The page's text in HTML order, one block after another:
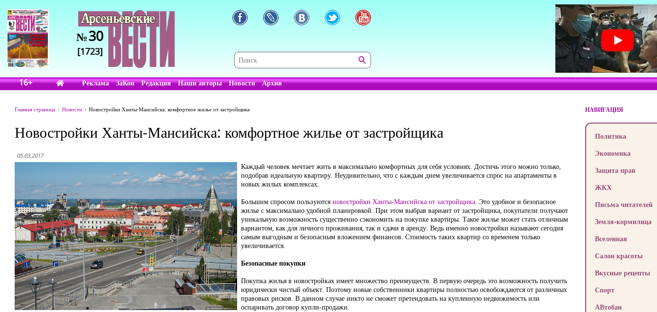
№30
[1723]
16+ Реклама ЗаКон Редакция Наши авторы Новости Архив
Главная страница Новости Новостройки Ханты-Мансийска: комфортное жилье от застройщика
Новостройки Ханты-Мансийска: комфортное жилье от застройщика
05.03.2017
Каждый человек мечтает жить в максимально комфортных для себя условиях. Достичь этого можно только,
подобрав идеальную квартиру. Неудивительно, что с каждым днем увеличивается спрос на апартаменты в
новых жилых комплексах.
Большим спросом пользуются новостройки Ханты-Мансийска от застройщика. Это удобное и безопасное
жилье с максимально удобной планировкой. При этом выбрав вариант от застройщика, покупатели получают
уникальную возможность существенно сэкономить на покупке квартиры. Такое жилье может стать отличным
вариантом, как для личного проживания, так и сдачи в аренду. Ведь именно новостройки называют сегодня
самым выгодным и безопасным вложением финансов. Стоимость таких квартир со временем только
увеличивается.
Безопасные покупки
Покупка жилья в новостройках имеет множество преимуществ. В первую очередь это возможность получить
юридически чистый объект. Поэтому новые собственники квартиры полностью освобождаются от различных
правовых рисков. В данном случае никто не сможет претендовать на купленную недвижимость или
оспаривать договор купли-продажи.
НАВИГАЦИЯ
Политика
Экономика
Защита прав
ЖКХ
Письма читателей
Земля-кормилица
Вселенная
Салон красоты
Вкусные рецепты
Спорт
АВтобан